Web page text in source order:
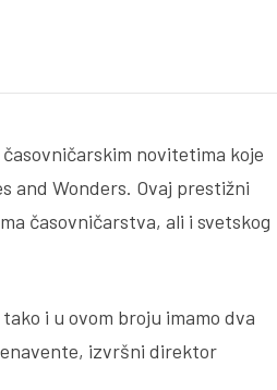
novitetima koje
and Wonders. Ovaj prestižni
časovničarstva, ali i svetskog
i u ovom broju imamo dva
izvršni direktor